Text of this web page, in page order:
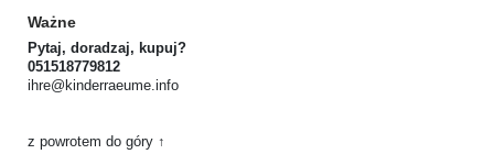
Ważne
Pytaj, doradzaj, kupuj?
051518779812
ihre@kinderraeume.info
z powrotem do góry ↑